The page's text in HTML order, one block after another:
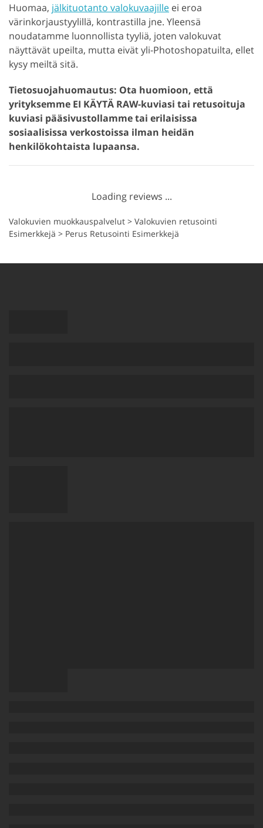
Huomaa, jälkituotanto valokuvaajille ei eroa
värinkorjaustyylillä, kontrastilla jne. Yleensä
noudatamme luonnollista tyyliä, joten valokuvat
näyttävät upeilta, mutta eivät yli-Photoshopatuilta, ellet
kysy meiltä sitä.
Tietosuojahuomautus: Ota huomioon, että
yrityksemme EI KÄYTÄ RAW-kuviasi tai retusoituja
kuviasi pääsivustollamme tai erilaisissa
sosiaalisissa verkostoissa ilman heidän
henkilökohtaista lupaansa.
Loading reviews ...
Valokuvien muokkauspalvelut > Valokuvien retusointi
Esimerkkejä > Perus Retusointi Esimerkkejä